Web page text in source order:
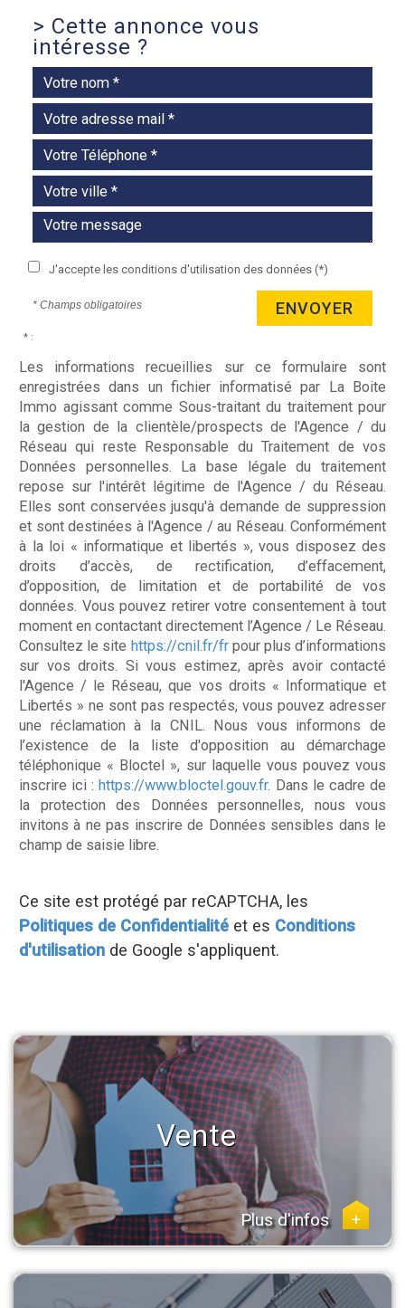
> Cette annonce vous
intéresse ?
J'accepte les conditions d'utilisation des données (*)
* Champs obligatoires ENVOYER
* :
Les informations recueillies sur ce formulaire sont
enregistrées dans un fichier informatisé par La Boite
Immo agissant comme Sous-traitant du traitement pour
la gestion de la clientèle/prospects de l'Agence / du
Réseau qui reste Responsable du Traitement de vos
Données personnelles. La base légale du traitement
repose sur l'intérêt légitime de l'Agence / du Réseau.
Elles sont conservées jusqu'à demande de suppression
et sont destinées à l'Agence / au Réseau. Conformément
à la loi « informatique et libertés », vous disposez des
droits d’accès, de rectification, d’effacement,
d’opposition, de limitation et de portabilité de vos
données. Vous pouvez retirer votre consentement à tout
moment en contactant directement l’Agence / Le Réseau.
Consultez le site https://cnil.fr/frpour plus d’informations
sur vos droits. Si vous estimez, après avoir contacté
l'Agence / le Réseau, que vos droits « Informatique et
Libertés » ne sont pas respectés, vous pouvez adresser
une réclamation à la CNIL. Nous vous informons de
l’existence de la liste d'opposition au démarchage
téléphonique « Bloctel », sur laquelle vous pouvez vous
inscrire ici :https://www.bloctel.gouv.fr. Dans le cadre de
la protection des Données personnelles, nous vous
invitons à ne pas inscrire de Données sensibles dans le
champ de saisie libre.
Ce site est protégé par reCAPTCHA, les
Politiques de Confidentialité et es Conditions
d'utilisation de Google s'appliquent.
Vente
Plus d'infos +